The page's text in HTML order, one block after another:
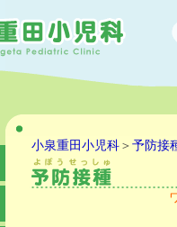
小泉重田小児科 ＞ 予防接